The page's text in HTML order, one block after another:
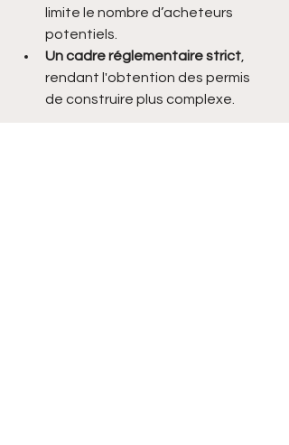
limite le nombre d’acheteurs
potentiels.
Un cadre réglementaire strict,
rendant l'obtention des permis
de construire plus complexe.